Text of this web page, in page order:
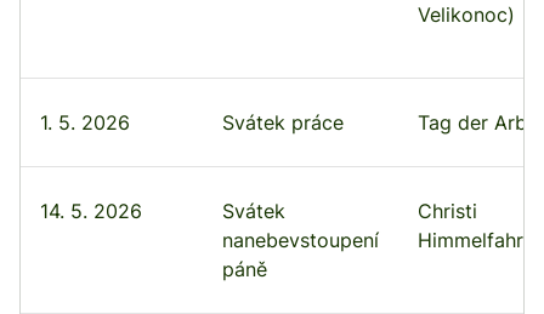
Velikonoc)
1. 5. 2026 Svátek práce Tag der
14. 5. 2026
Svátek
nanebevstoupení
páně
Christi
Himmelfahrt